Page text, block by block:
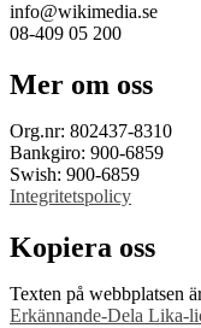
info@wikimedia.se
08-409 05 200
Mer om oss
Org.nr: 802437-8310
Bankgiro: 900-6859
Swish: 900-6859
Integritetspolicy
Kopiera oss
Texten på webbplatsen
Erkännande-Dela Lika-